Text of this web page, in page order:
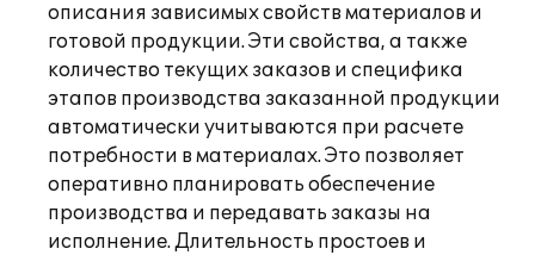
описания зависимых свойств материалов и
готовой продукции. Эти свойства, а также
количество текущих заказов и специфика
этапов производства заказанной продукции
автоматически учитываются при расчете
потребности в материалах. Это позволяет
оперативно планировать обеспечение
производства и передавать заказы на
исполнение. Длительность простоев и